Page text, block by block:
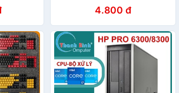
4.800 đ